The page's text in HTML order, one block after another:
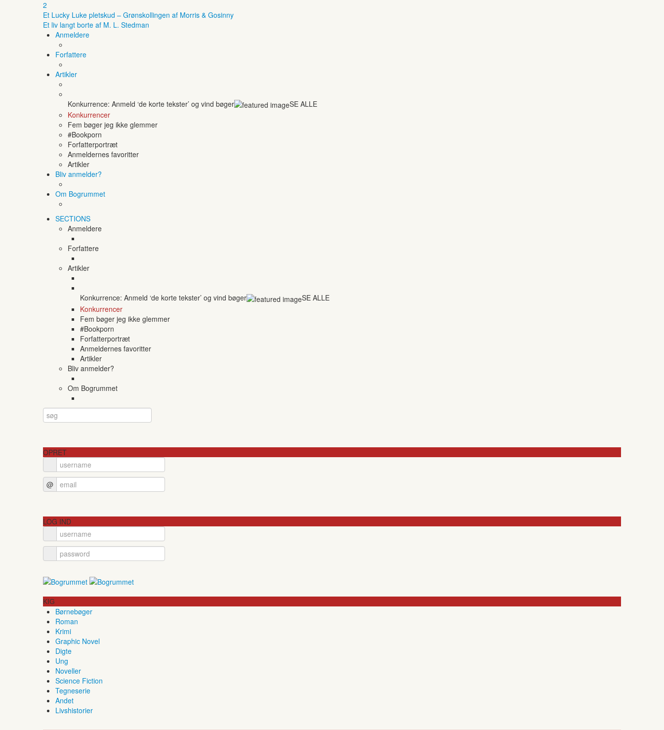
2
Et Lucky Luke pletskud – Grønskollingen af Morris & Gosinny
Et liv langt borte af M. L. Stedman
Anmeldere
Forfattere
Artikler
Konkurrence: Anmeld ‘de korte tekster’ og vind bøger
SE ALLE
Konkurrencer
Fem bøger jeg ikke glemmer
#Bookporn
Forfatterportræt
Anmeldernes favoritter
Artikler
Bliv anmelder?
Om Bogrummet
SECTIONS
Anmeldere
Forfattere
Artikler
Konkurrence: Anmeld ‘de korte tekster’ og vind bøger
SE ALLE
Konkurrencer
Fem bøger jeg ikke glemmer
#Bookporn
Forfatterportræt
Anmeldernes favoritter
Artikler
Bliv anmelder?
Om Bogrummet
OPRET
@
LOG IND
KIG
Børnebøger
Roman
Krimi
Graphic Novel
Digte
Ung
Noveller
Science Fiction
Tegneserie
Andet
Livshistorier